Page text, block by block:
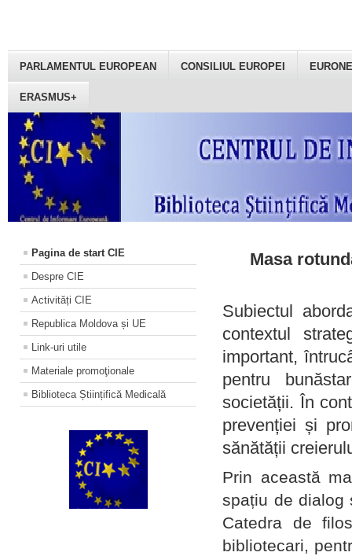
PARLAMENTUL EUROPEAN CONSILIUL EUROPEI
ERASMUS+
Pagina de start CIE
Despre CIE
Activități CIE
Republica Moldova și UE
Link-uri utile
Materiale promoţionale
Biblioteca Științifică Medicală
Masa
Subiectul
contextul
important,
pentru
societății. În
prevenției și
sănătății
Prin această
spațiu de dialog
Catedra de
bibliotecari,